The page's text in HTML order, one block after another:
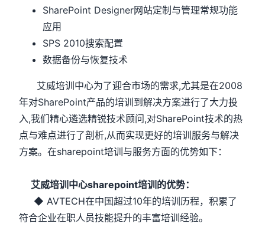
SharePoint Designer网站定制与管理常规功能
应用
SPS 2010搜索配置
数据备份与恢复技术
艾威培训中心为了迎合市场的需求,尤其是在2008
年对SharePoint产品的培训到解决方案进行了大力投
入,我们精心遴选精锐技术顾问,对SharePoint技术的热
点与难点进行了剖析,从而实现更好的培训服务与解决
方案。在sharepoint培训与服务方面的优势如下：
艾威培训中心sharepoint培训的优势：
◆ AVTECH在中国超过10年的培训历程，积累了
符合企业在职人员技能提升的丰富培训经验。